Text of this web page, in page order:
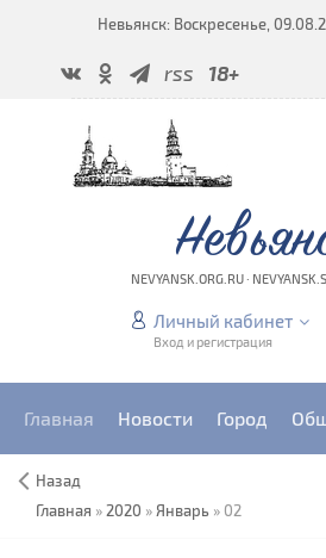
Невьянск: Воскресенье,
rss 18+
NEVYANSK.ORG.RU ·
Личный кабинет
Вход и регистрация
Главная Новости Город
Назад
Главная » 2020 » Январь » 02